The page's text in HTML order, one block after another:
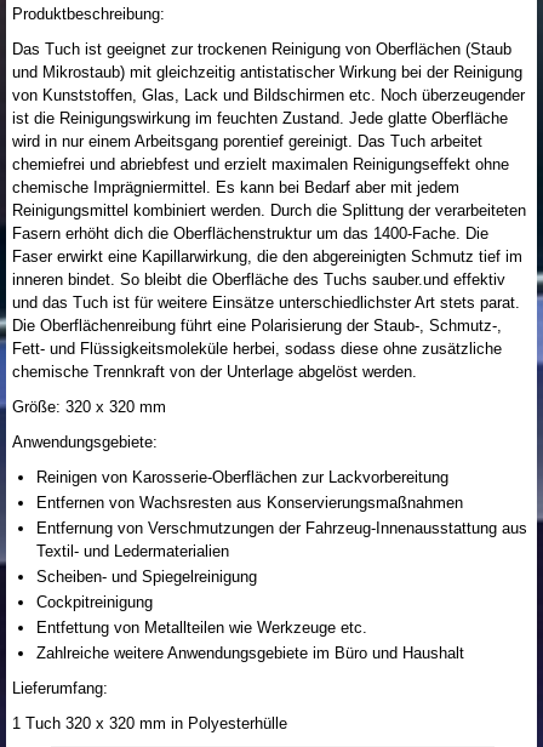
Produktbeschreibung:
Das Tuch ist geeignet zur trockenen Reinigung von Oberflächen (Staub
und Mikrostaub) mit gleichzeitig antistatischer Wirkung bei der Reinigung
von Kunststoffen, Glas, Lack und Bildschirmen etc. Noch überzeugender
ist die Reinigungswirkung im feuchten Zustand. Jede glatte Oberfläche
wird in nur einem Arbeitsgang porentief gereinigt. Das Tuch arbeitet
chemiefrei und abriebfest und erzielt maximalen Reinigungseffekt ohne
chemische Imprägniermittel. Es kann bei Bedarf aber mit jedem
Reinigungsmittel kombiniert werden. Durch die Splittung der verarbeiteten
Fasern erhöht dich die Oberflächenstruktur um das 1400-Fache. Die
Faser erwirkt eine Kapillarwirkung, die den abgereinigten Schmutz tief im
inneren bindet. So bleibt die Oberfläche des Tuchs sauber.und effektiv
und das Tuch ist für weitere Einsätze unterschiedlichster Art stets parat.
Die Oberflächenreibung führt eine Polarisierung der Staub-, Schmutz-,
Fett- und Flüssigkeitsmoleküle herbei, sodass diese ohne zusätzliche
chemische Trennkraft von der Unterlage abgelöst werden.
Größe: 320 x 320 mm
Anwendungsgebiete:
Reinigen von Karosserie-Oberflächen zur Lackvorbereitung
Entfernen von Wachsresten aus Konservierungsmaßnahmen
Entfernung von Verschmutzungen der Fahrzeug-Innenausstattung aus
Textil- und Ledermaterialien
Scheiben- und Spiegelreinigung
Cockpitreinigung
Entfettung von Metallteilen wie Werkzeuge etc.
Zahlreiche weitere Anwendungsgebiete im Büro und Haushalt
Lieferumfang:
1 Tuch 320 x 320 mm in Polyesterhülle